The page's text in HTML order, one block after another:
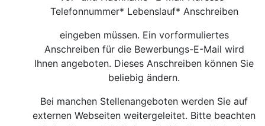
Telefonnummer* Lebenslauf* Anschreiben
eingeben müssen. Ein vorformuliertes
Anschreiben für die Bewerbungs-E-Mail wird
Ihnen angeboten. Dieses Anschreiben können Sie
beliebig ändern.
Bei manchen Stellenangeboten werden Sie auf
externen Webseiten weitergeleitet. Bitte beachten